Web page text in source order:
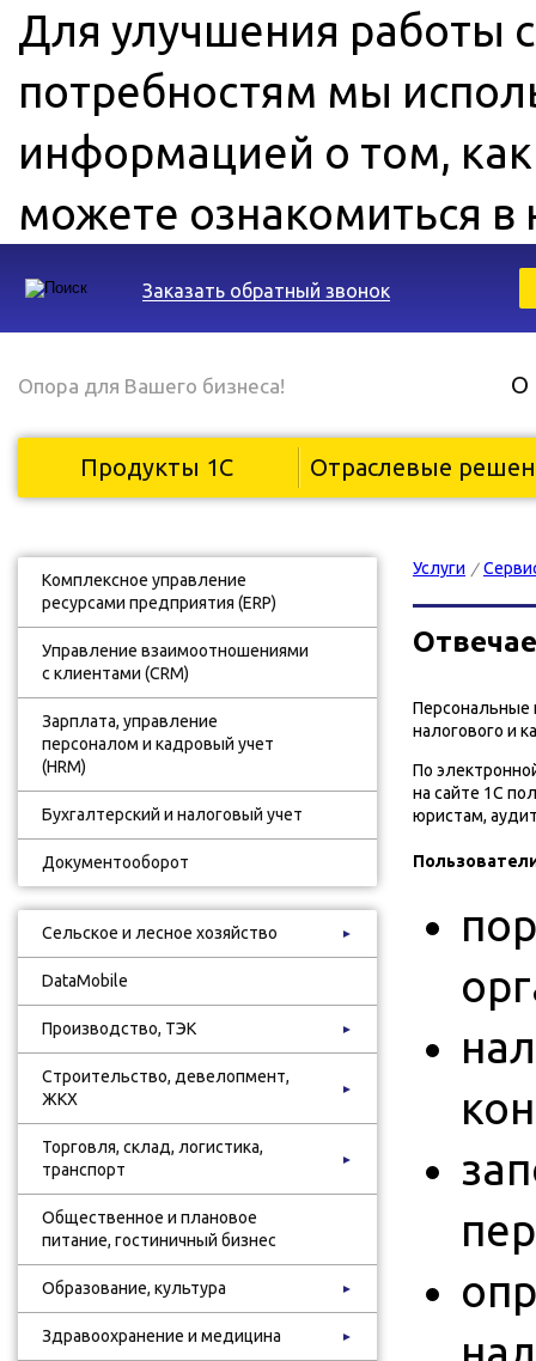
Для улучшения работы
потребностям мы
информацией о том,
можете ознакомиться
Заказать обратный звонок
Опора для Вашего бизнеса! О
Продукты 1С Отраслевые
Комплексное управление
ресурсами предприятия (ERP)
Управление взаимоотношениями
с клиентами (CRM)
Зарплата, управление
персоналом и кадровый учет
(HRM)
Бухгалтерский и налоговый учет
Документооборот
Сельское и лесное хозяйство ►
DataMobile
Производство, ТЭК ►
Строительство, девелопмент,
ЖКХ
►
Торговля, склад, логистика,
транспорт
►
Общественное и плановое
питание, гостиничный бизнес
Образование, культура ►
Здравоохранение и медицина ►
Услуги /
Персональные
налогового и
По
на сайте 1С
юристам,